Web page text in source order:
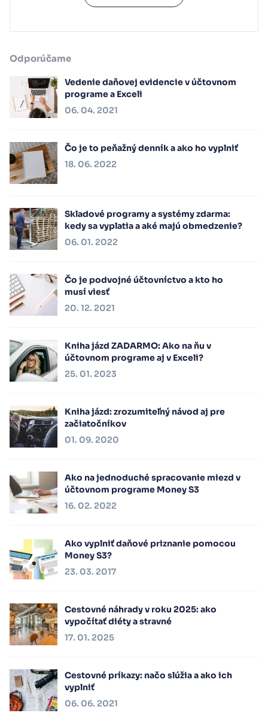
Odporúčame
Vedenie daňovej evidencie v účtovnom
programe a Exceli
06. 04. 2021
Čo je to peňažný denník a ako ho vyplniť
18. 06. 2022
Skladové programy a systémy zdarma:
kedy sa vyplatia a aké majú obmedzenie?
06. 01. 2022
Čo je podvojné účtovníctvo a kto ho
musí viesť
20. 12. 2021
Kniha jázd ZADARMO: Ako na ňu v
účtovnom programe aj v Exceli?
25. 01. 2023
Kniha jázd: zrozumiteľný návod aj pre
začiatočníkov
01. 09. 2020
Ako na jednoduché spracovanie miezd v
účtovnom programe Money S3
16. 02. 2022
Ako vyplniť daňové priznanie pomocou
Money S3?
23. 03. 2017
Cestovné náhrady v roku 2025: ako
vypočítať diéty a stravné
17. 01. 2025
Cestovné príkazy: načo slúžia a ako ich
vyplniť
06. 06. 2021